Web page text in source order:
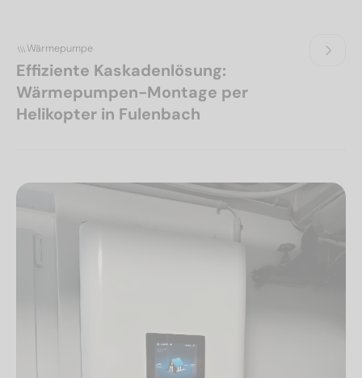
Wärmepumpe
Effiziente Kaskadenlösung:
Wärmepumpen-Montage per
Helikopter in Fulenbach